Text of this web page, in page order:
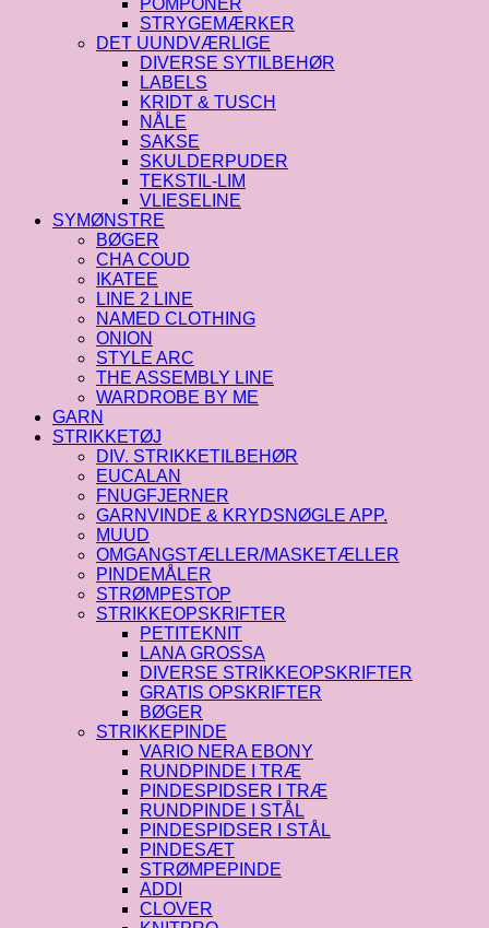
STRYGEMÆRKER
DET UUNDVÆRLIGE
DIVERSE SYTILBEHØR
LABELS
KRIDT & TUSCH
NÅLE
SAKSE
SKULDERPUDER
TEKSTIL-LIM
VLIESELINE
SYMØNSTRE
BØGER
CHA COUD
IKATEE
LINE 2 LINE
NAMED CLOTHING
ONION
STYLE ARC
THE ASSEMBLY LINE
WARDROBE BY ME
GARN
STRIKKETØJ
DIV. STRIKKETILBEHØR
EUCALAN
FNUGFJERNER
GARNVINDE & KRYDSNØGLE APP.
MUUD
OMGANGSTÆLLER/MASKETÆLLER
PINDEMÅLER
STRØMPESTOP
STRIKKEOPSKRIFTER
PETITEKNIT
LANA GROSSA
DIVERSE STRIKKEOPSKRIFTER
GRATIS OPSKRIFTER
BØGER
STRIKKEPINDE
VARIO NERA EBONY
RUNDPINDE I TRÆ
PINDESPIDSER I TRÆ
RUNDPINDE I STÅL
PINDESPIDSER I STÅL
PINDESÆT
STRØMPEPINDE
ADDI
CLOVER